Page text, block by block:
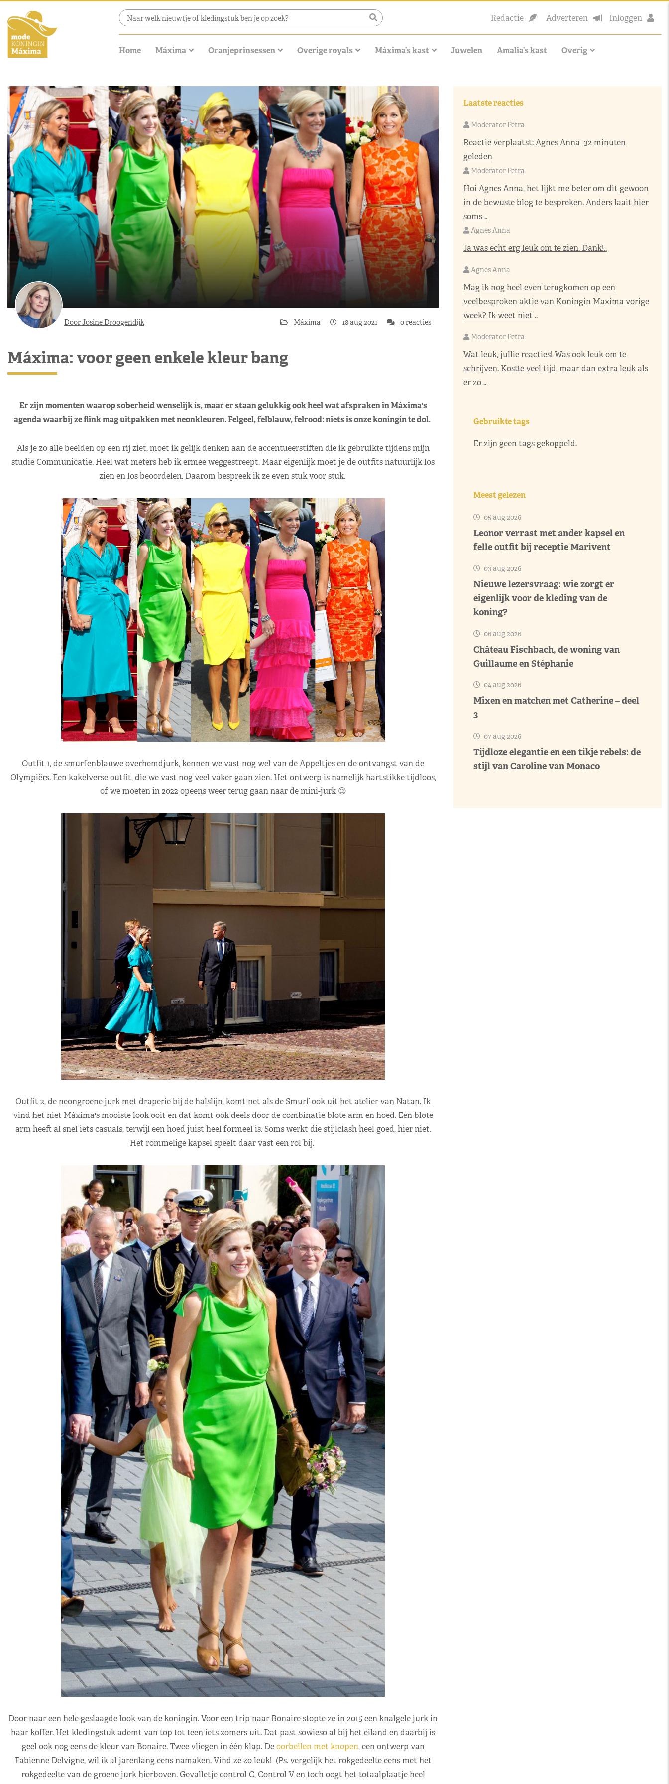
Redactie Adverteren Inloggen
Home Máxima Oranjeprinsessen Overige royals Máxima’s kast Juwelen Amalia’s kast Overig
Door Josine Droogendijk Máxima 18 aug 2021 0 reacties
Máxima: voor geen enkele kleur bang
Er zijn momenten waarop soberheid wenselijk is, maar er staan gelukkig ook heel wat afspraken in Máxima's
agenda waarbij ze flink mag uitpakken met neonkleuren. Felgeel, felblauw, felrood: niets is onze koningin te dol.
Als je zo alle beelden op een rij ziet, moet ik gelijk denken aan de accentueerstiften die ik gebruikte tijdens mijn
studie Communicatie. Heel wat meters heb ik ermee weggestreept. Maar eigenlijk moet je de outfits natuurlijk los
zien en los beoordelen. Daarom bespreek ik ze even stuk voor stuk.
Outfit 1, de smurfenblauwe overhemdjurk, kennen we vast nog wel van de Appeltjes en de ontvangst van de
Olympiërs. Een kakelverse outfit, die we vast nog veel vaker gaan zien. Het ontwerp is namelijk hartstikke tijdloos,
of we moeten in 2022 opeens weer terug gaan naar de mini-jurk 😉
Outfit 2, de neongroene jurk met draperie bij de halslijn, komt net als de Smurf ook uit het atelier van Natan. Ik
vind het niet Máxima's mooiste look ooit en dat komt ook deels door de combinatie blote arm en hoed. Een blote
arm heeft al snel iets casuals, terwijl een hoed juist heel formeel is. Soms werkt die stijlclash heel goed, hier niet.
Het rommelige kapsel speelt daar vast een rol bij.
Door naar een hele geslaagde look van de koningin. Voor een trip naar Bonaire stopte ze in 2015 een knalgele jurk in
haar koffer. Het kledingstuk ademt van top tot teen iets zomers uit. Dat past sowieso al bij het eiland en daarbij is
geel ook nog eens de kleur van Bonaire. Twee vliegen in één klap. Deoorbellen met knopen, een ontwerp van
Fabienne Delvigne, wil ik al jarenlang eens namaken. Vind ze zo leuk! (Ps. vergelijk het rokgedeelte eens met het
rokgedeelte van de groene jurk hierboven. Gevalletje control C, Control V en toch oogt het totaalplaatje heel
Laatste reacties
Moderator Petra
Reactie verplaatst:Agnes Anna 32 minuten
geleden
Moderator Petra
Hoi Agnes Anna, het lijkt me beter om dit gewoon
in de bewuste blog te bespreken. Anders laait hier
soms ..
Agnes Anna
Ja was echt erg leuk om te zien. Dank!..
Agnes Anna
Mag ik nog heel even terugkomen op een
veelbesproken aktie van Koningin Maxima vorige
week? Ik weet niet ..
Moderator Petra
Wat leuk, jullie reacties! Was ook leuk om te
schrijven. Kostte veel tijd, maar dan extra leuk als
er zo ..
Gebruikte tags
Er zijn geen tags gekoppeld.
Meest gelezen
05 aug 2026
Leonor verrast met ander kapsel en
felle outfit bij receptie Marivent
03 aug 2026
Nieuwe lezersvraag: wie zorgt er
eigenlijk voor de kleding van de
koning?
06 aug 2026
Château Fischbach, de woning van
Guillaume en Stéphanie
04 aug 2026
Mixen en matchen met Catherine – deel
3
07 aug 2026
Tijdloze elegantie en een tikje rebels: de
stijl van Caroline van Monaco